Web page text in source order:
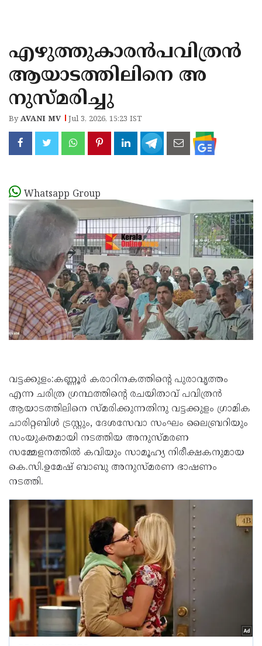
KANNUR
KASARAGOD
എഴുത്തുകാരൻപവിത്രൻ
ആയാടത്തിലിനെ അ
നുസ്മരിച്ചു
ByAVANI MV Jul 3, 2026, 15:23 IST
Whatsapp Group
വട്ടക്കുളം:കണ്ണൂർ കരാറിനകത്തിന്റെ പുരാവൃത്തം
എന്ന ചരിത്ര ഗ്രന്ഥത്തിന്റെ രചയിതാവ് പവിത്രൻ
ആയാടത്തിലിനെ സ്മരിക്കുന്നതിനു വട്ടക്കുളം ഗ്രാമിക
ചാരിറ്റബിൾ ട്രസ്റ്റും, ദേശസേവാ സംഘം ലൈബ്രറിയും
സംയുക്തമായി നടത്തിയ അനുസ്മരണ
സമ്മേളനത്തിൽ കവിയും സാമൂഹ്യ നിരീക്ഷകനുമായ
കെ.സി.ഉമേഷ് ബാബു അനുസ്മരണ ഭാഷണം
നടത്തി.